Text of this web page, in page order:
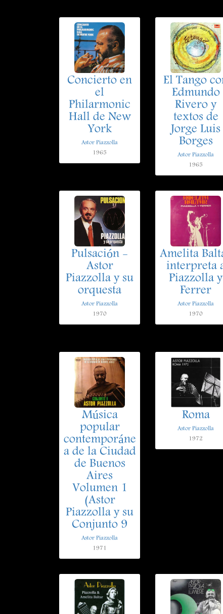
Concierto en
el
Philarmonic
Hall de New
York
Astor Piazzolla
1965
El Tango
Edmundo
Rivero y
textos de
Jorge Luis
Borges
Astor Piazzolla
1965
Pulsación -
Astor
Piazzolla y su
orquesta
Astor Piazzolla
1970
Amelita
interpreta
Piazzolla y
Ferrer
Astor Piazzolla
1970
Música
popular
contemporáne
a de la Ciudad
de Buenos
Aires
Volumen 1
(Astor
Piazzolla y su
Conjunto 9
Astor Piazzolla
1971
Roma
Astor Piazzolla
1972